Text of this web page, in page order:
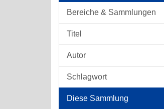
Bereiche & Sammlungen
Titel
Autor
Schlagwort
Diese Sammlung